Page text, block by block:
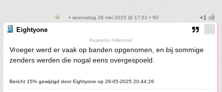
• woensdag 28 mei 2025 @ 17:51 • 60
Eightyone
Bejaarde millennial
Vroeger werd er vaak op banden opgenomen, en bij sommige
zenders werden die nogal eens overgespoeld.
Bericht 15% gewijzigd door Eightyone op 28-05-2025 20:44:26